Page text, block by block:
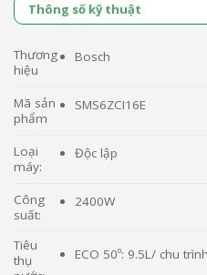
Thông số kỹ thuật
Thương
hiệu
Bosch
Mã sản
phẩm
SMS6ZCI16E
Loại
máy:
Độc lập
Công
suất:
2400W
Tiêu
thụ
ECO 50º: 9.5L/ chu trình